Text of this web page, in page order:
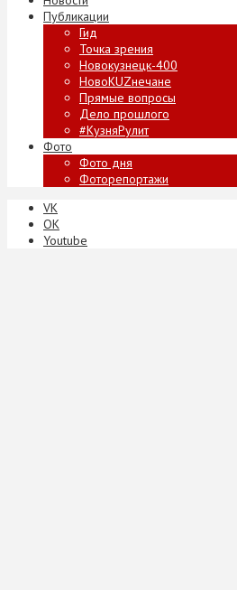
Публикации
Гид
Точка зрения
Новокузнецк-400
НовоKUZнечане
Прямые вопросы
Дело прошлого
#КузняРулит
Фото
Фото дня
Фоторепортажи
VK
ОК
Youtube